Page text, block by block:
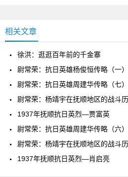
相关文章
徐洪：逛逛百年前的千金寨
尉常荣：抗日英雄杨俊恒传略（一）
尉常荣：抗日英雄周建华传略（七）
尉常荣：杨靖宇在抚顺地区的战斗历
1937年抚顺抗日英烈—贾富英
尉常荣：抗日英雄周建华传略（六）
尉常荣：杨靖宇在抚顺地区的战斗历
1937年抚顺抗日英烈—肖启亮